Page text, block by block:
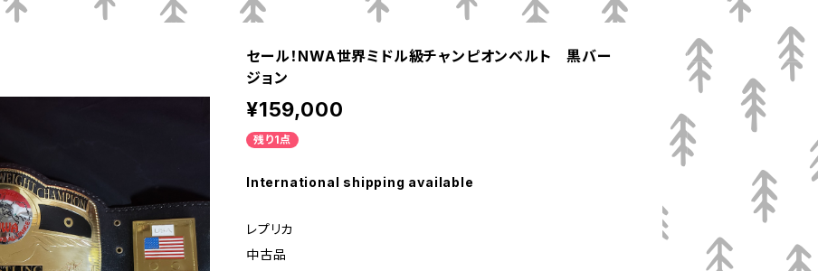
セール！NWA世界ミドル級チャンピオンベルト 黒バー
ジョン
¥159,000
残り1点
International shipping available
レプリカ
中古品